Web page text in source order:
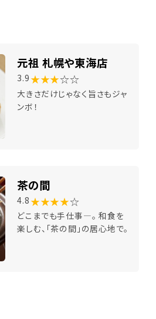
元祖 札幌や東海店
3.9 ★★★☆☆
大きさだけじゃなく旨さもジャ
ンボ！
茶の間
4.8 ★★★★☆
どこまでも手仕事―。 和食を
楽しむ、「茶の間」の居心地で。